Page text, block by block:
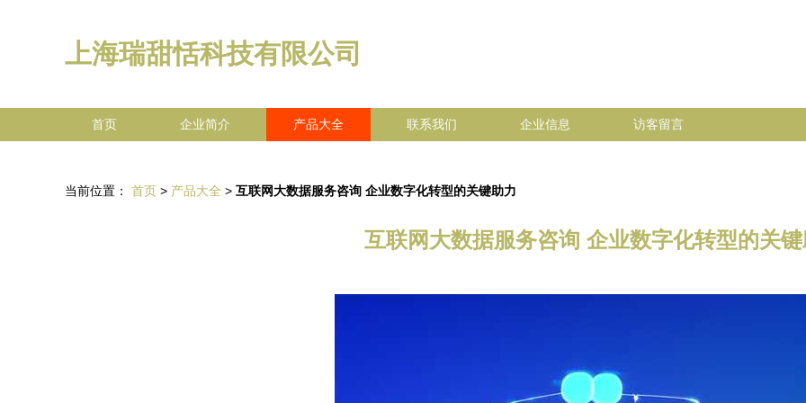
上海瑞甜恬科技有限公司
首页 企业简介 产品大全 联系我们 企业信息 访客留言
当前位置： 首页 > 产品大全 > 互联网大数据服务咨询 企业数字化转型的关键助力
互联网大数据服务咨询 企业数字化转型的关